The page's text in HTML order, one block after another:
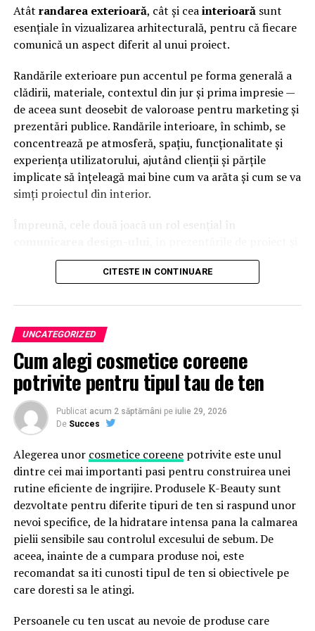
Școala de mecanici bForce, un proiect pentru
formare profesională
Pe lângă serviciile auto, bForce pregătește lansarea unui
denumirea „Școala de mecanici bForce”, compania va
auto. Participanții vor putea obține competențe și
diplome recunoscute la nivel european, inițiativa având
În perioada următoare, service-ul din Cristian urmează
să includă și servicii de ITP, completând astfel gama de
soluții oferite clienților.
Service specializat, nu reprezentanță autorizată
experineță pe marca BMW și colaborează cu anumite
reprezentanțe pentru achiziția de piese originale, însă
nu este reprezentanță și nici dealer autorizat al
producătorului BMW.
Prin deschiderea locației din Cristian, bForce își
consolidează prezența pe piața serviciilor auto
specializate și aduce mai aproape de clienții din
Transilvania experiența acumulată în aproape două
Atât randarea exterioară, cât și ceainterioarăsunt
esențiale în vizualizarea arhitecturală, pentru că fiecare
comunică un aspect diferit al unui proiect.
Randările exterioare pun accentul pe forma generală a
clădirii, materiale, contextul din jur și prima impresie —
de aceea sunt deosebit de valoroase pentru marketing și
prezentări publice. Randările interioare, în schimb, se
concentrează pe atmosferă, spațiu, funcționalitate și
experiența utilizatorului, ajutând clienții și părțile
implicate să înțeleagă mai bine cum va arăta și cum se va
simți proiectul din interior.
Împreună, cele două joacă un rol esențial în
în crearea de materiale vizuale convingătoare pentru
Repere Esențiale
Randările exterioare arată forma generală a clădirii,
materialele, contextul și impactul vizual
Randările interioare scot în evidență atmosfera,
utilizatorului
în vizualizarea arhitecturală
Sunt esențiale pentru marketing și ajută la
prezentarea atractivă a proiectelor către clienți,
cumpărători și public
Susțin comunicarea de design și fac ideile mai ușor
de înțeles și evaluat
Ce Este Randarea Exterioară?
Randarea exterioară este procesul prin care se creează o
CITESTE IN CONTINUARE
UNCATEGORIZED
Cum alegi cosmetice coreene
potrivite pentru tipul tau de ten
Publicat acum 2 săptămâni pe iulie 29, 2026
De Succes
Alegerea unor cosmetice coreenepotrivite este unul
dintre cei mai importanti pasi pentru construirea unei
rutine eficiente de ingrijire. Produsele K-Beauty sunt
dezvoltate pentru diferite tipuri de ten si raspund unor
nevoi specifice, de la hidratare intensa pana la calmarea
pielii sensibile sau controlul excesului de sebum. De
aceea, inainte de a cumpara produse noi, este
recomandat sa iti cunosti tipul de ten si obiectivele pe
care doresti sa le atingi.
Persoanele cu ten uscat au nevoie de produse care